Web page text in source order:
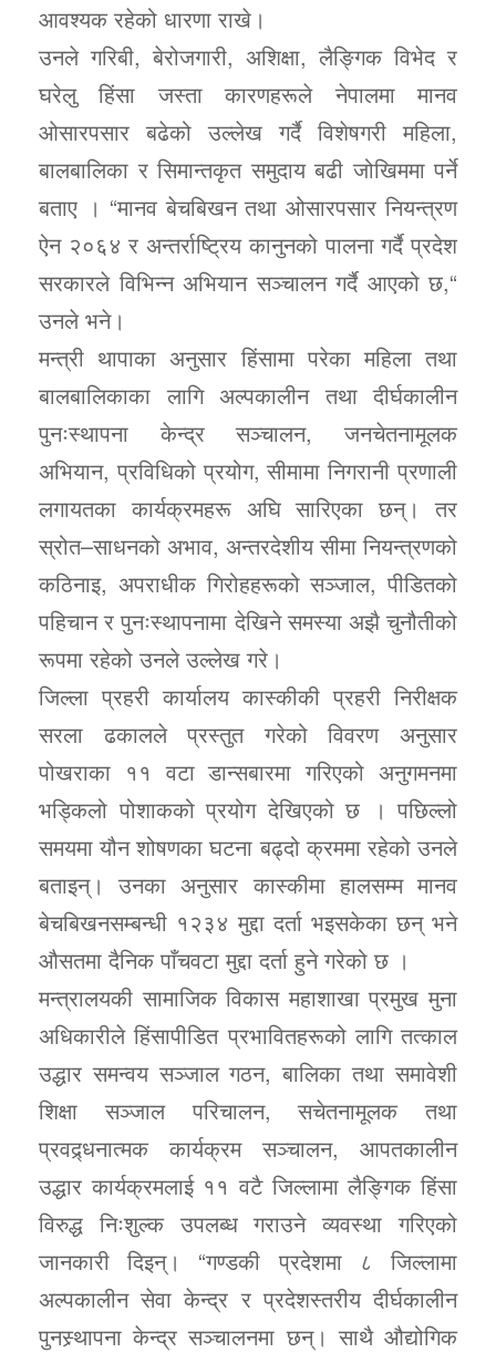
आवश्यक रहेको धारणा राखे।
उनले गरिबी, बेरोजगारी, अशिक्षा, लैङ्गिक विभेद र
घरेलु हिंसा जस्ता कारणहरूले नेपालमा मानव
ओसारपसार बढेको उल्लेख गर्दै विशेषगरी महिला,
बालबालिका र सिमान्तकृत समुदाय बढी जोखिममा पर्ने
बताए । “मानव बेचबिखन तथा ओसारपसार नियन्त्रण
ऐन २०६४ र अन्तर्राष्ट्रिय कानुनको पालना गर्दै प्रदेश
सरकारले विभिन्न अभियान सञ्चालन गर्दै आएको छ,“
उनले भने।
मन्त्री थापाका अनुसार हिंसामा परेका महिला तथा
बालबालिकाका लागि अल्पकालीन तथा दीर्घकालीन
पुनःस्थापना केन्द्र सञ्चालन, जनचेतनामूलक
अभियान, प्रविधिको प्रयोग, सीमामा निगरानी प्रणाली
लगायतका कार्यक्रमहरू अघि सारिएका छन्। तर
स्रोत–साधनको अभाव, अन्तरदेशीय सीमा नियन्त्रणको
कठिनाइ, अपराधीक गिरोहहरूको सञ्जाल, पीडितको
पहिचान र पुनःस्थापनामा देखिने समस्या अझै चुनौतीको
रूपमा रहेको उनले उल्लेख गरे।
जिल्ला प्रहरी कार्यालय कास्कीकी प्रहरी निरीक्षक
सरला ढकालले प्रस्तुत गरेको विवरण अनुसार
पोखराका ११ वटा डान्सबारमा गरिएको अनुगमनमा
भड्किलो पोशाकको प्रयोग देखिएको छ । पछिल्लो
समयमा यौन शोषणका घटना बढ्दो क्रममा रहेको उनले
बताइन्। उनका अनुसार कास्कीमा हालसम्म मानव
बेचबिखनसम्बन्धी १२३४ मुद्दा दर्ता भइसकेका छन् भने
औसतमा दैनिक पाँचवटा मुद्दा दर्ता हुने गरेको छ ।
मन्त्रालयकी सामाजिक विकास महाशाखा प्रमुख मुना
अधिकारीले हिंसापीडित प्रभावितहरूको लागि तत्काल
उद्धार समन्वय सञ्जाल गठन, बालिका तथा समावेशी
शिक्षा सञ्जाल परिचालन, सचेतनामूलक तथा
प्रवद्र्धनात्मक कार्यक्रम सञ्चालन, आपतकालीन
उद्धार कार्यक्रमलाई ११ वटै जिल्लामा लैङ्गिक हिंसा
विरुद्ध निःशुल्क उपलब्ध गराउने व्यवस्था गरिएको
जानकारी दिइन्। “गण्डकी प्रदेशमा ८ जिल्लामा
अल्पकालीन सेवा केन्द्र र प्रदेशस्तरीय दीर्घकालीन
पुनस्र्थापना केन्द्र सञ्चालनमा छन्। साथै औद्योगिक